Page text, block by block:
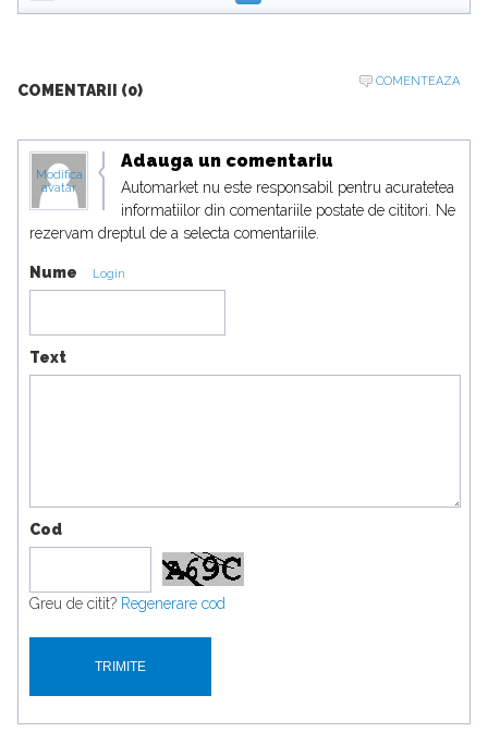
COMENTARII (0)
COMENTEAZA
Modifica
avatar
Adauga un comentariu
Automarket nu este responsabil pentru acuratetea
informatiilor din comentariile postate de cititori. Ne
rezervam dreptul de a selecta comentariile.
Nume Login
Text
Cod
Greu de citit? Regenerare cod